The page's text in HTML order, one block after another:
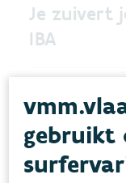
Je zuivert
IBA
Tarieven
Waar
gebruikt